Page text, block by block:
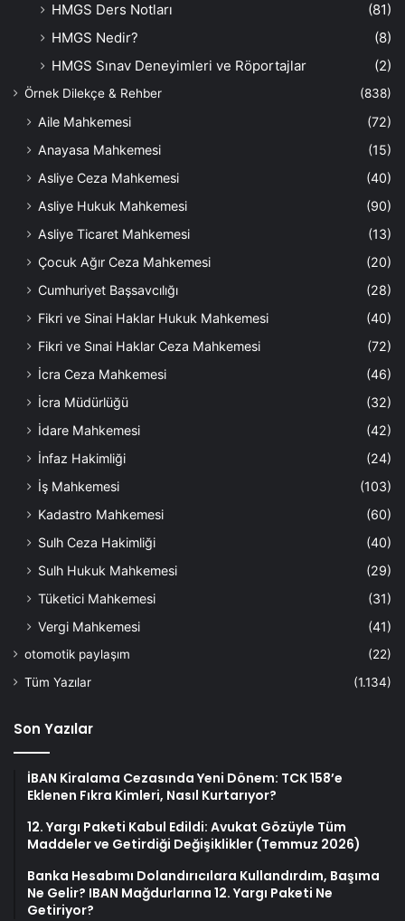
HMGS Ders Notları
(81)
HMGS Nedir?
(8)
HMGS Sınav Deneyimleri ve Röportajlar
(2)
Örnek Dilekçe & Rehber (838)
Aile Mahkemesi
(72)
Anayasa Mahkemesi
(15)
Asliye Ceza Mahkemesi
(40)
Asliye Hukuk Mahkemesi
(90)
Asliye Ticaret Mahkemesi
(13)
Çocuk Ağır Ceza Mahkemesi
(20)
Cumhuriyet Başsavcılığı
(28)
Fikri ve Sinai Haklar Hukuk Mahkemesi
(40)
Fikri ve Sınai Haklar Ceza Mahkemesi
(72)
İcra Ceza Mahkemesi
(46)
İcra Müdürlüğü
(32)
İdare Mahkemesi
(42)
İnfaz Hakimliği
(24)
İş Mahkemesi
(103)
Kadastro Mahkemesi
(60)
Sulh Ceza Hakimliği
(40)
Sulh Hukuk Mahkemesi
(29)
Tüketici Mahkemesi
(31)
Vergi Mahkemesi
(41)
otomotik paylaşım
(22)
Tüm Yazılar
(1.134)
Son Yazılar
İBAN Kiralama Cezasında Yeni Dönem: TCK 158’e
Eklenen Fıkra Kimleri, Nasıl Kurtarıyor?
12. Yargı Paketi Kabul Edildi: Avukat Gözüyle Tüm
Maddeler ve Getirdiği Değişiklikler (Temmuz 2026)
Banka Hesabımı Dolandırıcılara Kullandırdım, Başıma
Ne Gelir? IBAN Mağdurlarına 12. Yargı Paketi Ne
Getiriyor?